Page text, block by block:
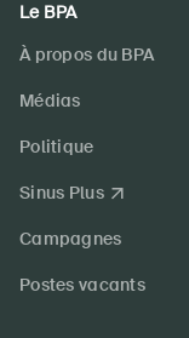
Le BPA
À propos du BPA
Médias
Politique
Sinus Plus
Campagnes
Postes vacants